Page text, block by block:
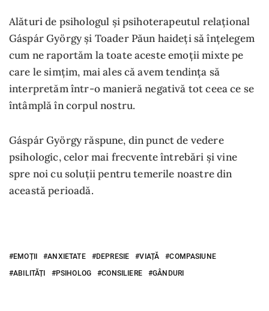
Alături de psihologul și psihoterapeutul relațional
Gáspár György și Toader Păun haideți să înțelegem
cum ne raportăm la toate aceste emoții mixte pe
care le simțim, mai ales că avem tendința să
interpretăm într-o manieră negativă tot ceea ce se
întâmplă în corpul nostru.
Gáspár György răspune, din punct de vedere
psihologic, celor mai frecvente întrebări și vine
spre noi cu soluții pentru temerile noastre din
această perioadă.
EMOȚII ANXIETATE DEPRESIE VIAȚĂ
COMPASIUNE
ABILITĂȚI
PSIHOLOG CONSILIERE GÂNDURI